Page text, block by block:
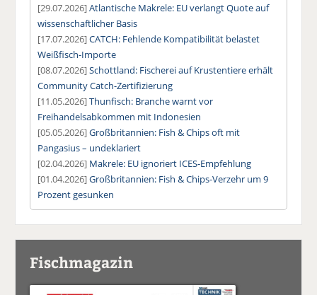
[29.07.2026]Atlantische Makrele: EU verlangt Quote auf
wissenschaftlicher Basis
[17.07.2026]CATCH: Fehlende Kompatibilität belastet
Weißfisch-Importe
[08.07.2026]Schottland: Fischerei auf Krustentiere erhält
Community Catch-Zertifizierung
[11.05.2026]Thunfisch: Branche warnt vor
Freihandelsabkommen mit Indonesien
[05.05.2026]Großbritannien: Fish & Chips oft mit
Pangasius – undeklariert
[02.04.2026] Makrele: EU ignoriert ICES-Empfehlung
[01.04.2026]Großbritannien: Fish & Chips-Verzehr um 9
Prozent gesunken
Fischmagazin